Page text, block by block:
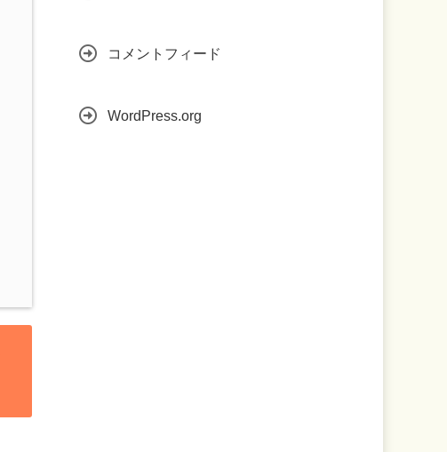
コメントフィード
WordPress.org